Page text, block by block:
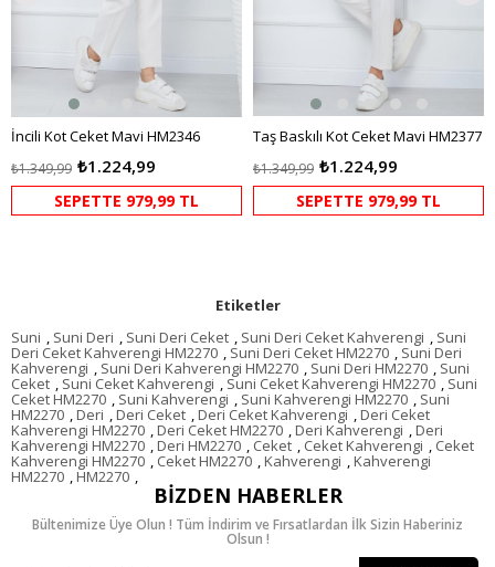
İncili Kot Ceket Mavi HM2346
₺1.224,99
₺1.349,99
SEPETTE 979,99 TL
Taş Baskılı Kot Ceket Mavi HM2377
₺1.224,99
₺1.349,99
SEPETTE 979,99 TL
Etiketler
Suni
Suni Deri Suni Deri Ceket Suni Deri Ceket Kahverengi Suni
Deri Ceket Kahverengi HM2270 Suni Deri Ceket HM2270 Suni Deri
Kahverengi Suni Deri Kahverengi HM2270 Suni Deri HM2270 Suni
Ceket Suni Ceket Kahverengi Suni Ceket Kahverengi HM2270 Suni
Ceket HM2270 Suni Kahverengi Suni Kahverengi HM2270 Suni
HM2270 Deri Deri Ceket Deri Ceket Kahverengi Deri Ceket
Kahverengi HM2270 Deri Ceket HM2270 Deri Kahverengi Deri
Kahverengi HM2270 Deri HM2270 Ceket Ceket Kahverengi Ceket
Kahverengi HM2270 Ceket HM2270 Kahverengi Kahverengi
HM2270 HM2270
BIZDEN HABERLER
Bültenimize Üye Olun ! Tüm İndirim ve Fırsatlardan İlk Sizin Haberiniz
Olsun !